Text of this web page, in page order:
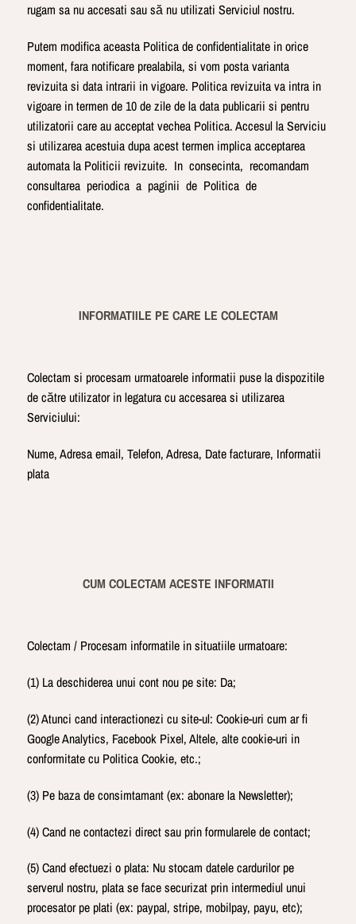
rugam sa nu accesati sau să nu utilizati Serviciul nostru.
Putem modifica aceasta Politica de confidentialitate in orice
moment, fara notificare prealabila, si vom posta varianta
revizuita si data intrarii in vigoare. Politica revizuita va intra in
vigoare in termen de 10 de zile de la data publicarii si pentru
utilizatorii care au acceptat vechea Politica. Accesul la Serviciu
si utilizarea acestuia dupa acest termen implica acceptarea
automata la Politicii revizuite. In consecinta, recomandam
consultarea periodica a paginii de Politica de
confidentialitate.
INFORMATIILE PE CARE LE COLECTAM
Colectam si procesam urmatoarele informatii puse la dispozitile
de către utilizator in legatura cu accesarea si utilizarea
Serviciului:
Nume, Adresa email, Telefon, Adresa, Date facturare, Informatii
plata
CUM COLECTAM ACESTE INFORMATII
Colectam / Procesam informatile in situatiile urmatoare:
(1) La deschiderea unui cont nou pe site: Da;
(2) Atunci cand interactionezi cu site-ul: Cookie-uri cum ar fi
Google Analytics, Facebook Pixel, Altele, alte cookie-uri in
conformitate cu Politica Cookie, etc.;
(3) Pe baza de consimtamant (ex: abonare la Newsletter);
(4) Cand ne contactezi direct sau prin formularele de contact;
(5) Cand efectuezi o plata: Nu stocam datele cardurilor pe
serverul nostru, plata se face securizat prin intermediul unui
procesator pe plati (ex: paypal, stripe, mobilpay, payu, etc);